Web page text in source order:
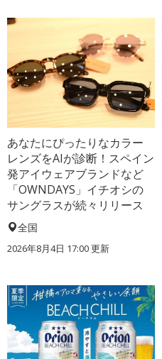
あなたにぴったりなカラー
レンズをAIが診断！スペイン
発アイウェアブランドなど
「OWNDAYS」イチオシの
サングラスが続々リリース
全国
2026年8月4日 17:00更新